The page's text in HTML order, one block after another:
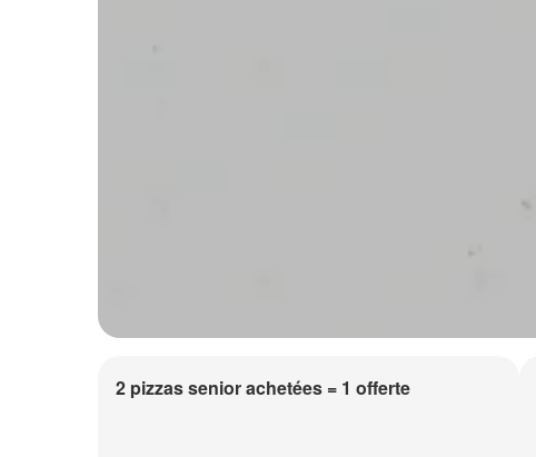
2 pizzas senior achetées = 1 offerte